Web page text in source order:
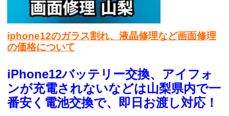
iphone12のガラス割れ、液晶修理など画面修理
の価格について
iPhone12バッテリー交換、アイフォ
ンが充電されないなどは山梨県内で一
番安く電池交換で、即日お渡し対応！